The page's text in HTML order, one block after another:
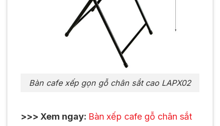
Bàn cafe xếp gọn gỗ chân sắt cao LAPX02
>>> Xem ngay: Bàn xếp cafe gỗ chân sắt